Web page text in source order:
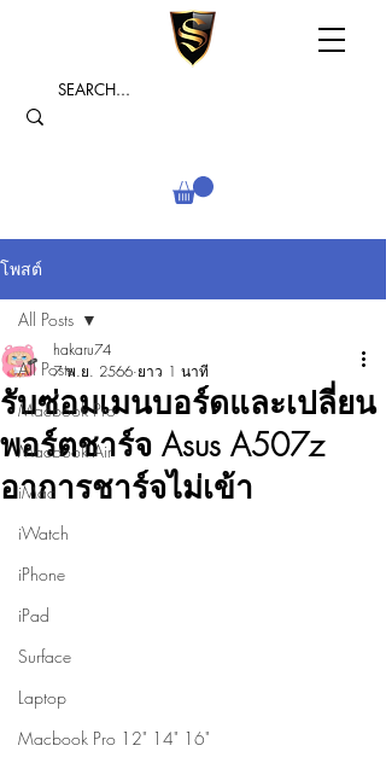
โพสต์
All Posts
Macbook Pro
Macbook Air
iMac
iWatch
iPhone
iPad
Surface
Laptop
Macbook Pro 12" 14" 16"
All Posts
รับซ่อมเมนบอร์ดและเปลี่ยน
พอร์ตชาร์จ Asus A507z
อาการชาร์จไม่เข้า
hakaru74
7 พ.ย. 2566 ยาว 1 นาที